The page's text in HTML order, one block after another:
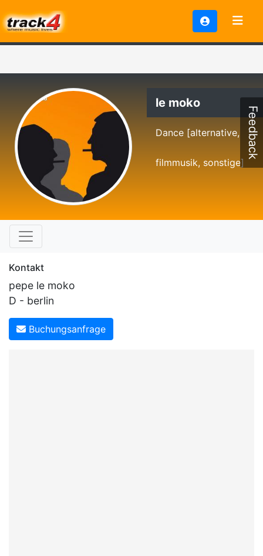
le moko
Dance [alternative,
filmmusik, sonstige]
Kontakt
pepe le moko
D - berlin
Buchungsanfrage
Feedback